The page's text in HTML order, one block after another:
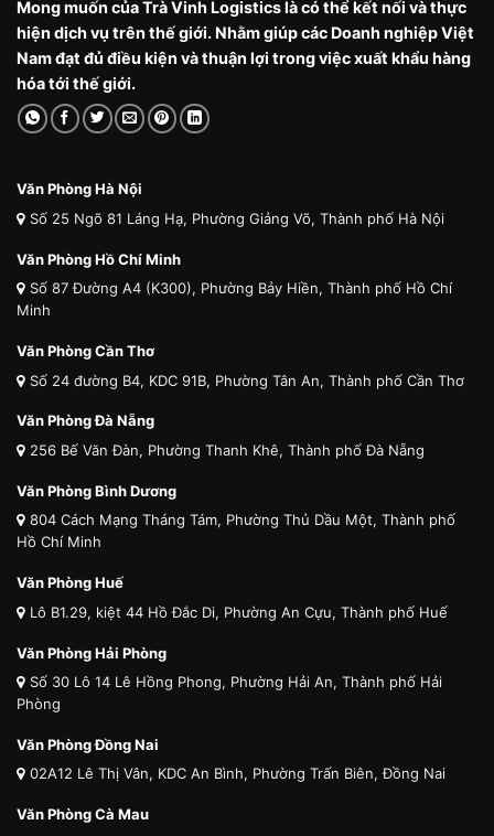
Mong muốn của Trà Vinh Logistics là có thể kết nối và thực
hiện dịch vụ trên thế giới. Nhằm giúp các Doanh nghiệp Việt
Nam đạt đủ điều kiện và thuận lợi trong việc xuất khẩu hàng
hóa tới thế giới.
Văn Phòng Hà Nội
Số 25 Ngõ 81 Láng Hạ, Phường Giảng Võ, Thành phố Hà Nội
Văn Phòng Hồ Chí Minh
Số 87 Đường A4 (K300), Phường Bảy Hiền, Thành phố Hồ Chí
Minh
Văn Phòng Cần Thơ
Số 24 đường B4, KDC 91B, Phường Tân An, Thành phố Cần Thơ
Văn Phòng Đà Nẵng
256 Bế Văn Đàn, Phường Thanh Khê, Thành phố Đà Nẵng
Văn Phòng Bình Dương
804 Cách Mạng Tháng Tám, Phường Thủ Dầu Một, Thành phố
Hồ Chí Minh
Văn Phòng Huế
Lô B1.29, kiệt 44 Hồ Đắc Di, Phường An Cựu, Thành phố Huế
Văn Phòng Hải Phòng
Số 30 Lô 14 Lê Hồng Phong, Phường Hải An, Thành phố Hải
Phòng
Văn Phòng Đồng Nai
02A12 Lê Thị Vân, KDC An Bình, Phường Trấn Biên, Đồng Nai
Văn Phòng Cà Mau